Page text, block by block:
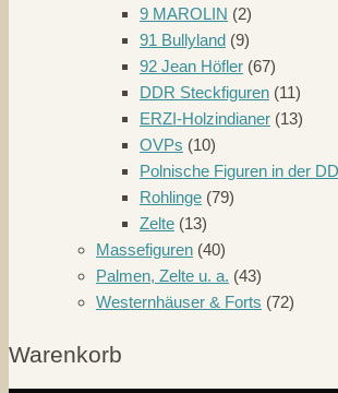
9 MAROLIN (2)
91 Bullyland (9)
92 Jean Höfler (67)
DDR Steckfiguren (11)
ERZI-Holzindianer (13)
OVPs (10)
Polnische Figuren in der
Rohlinge (79)
Zelte (13)
Massefiguren (40)
Palmen, Zelte u. a. (43)
Westernhäuser & Forts (72)
Warenkorb